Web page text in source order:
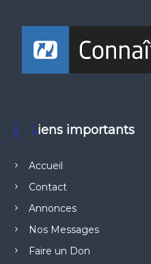
Liens importants
Accueil
Contact
Annonces
Nos Messages
Faire un Don